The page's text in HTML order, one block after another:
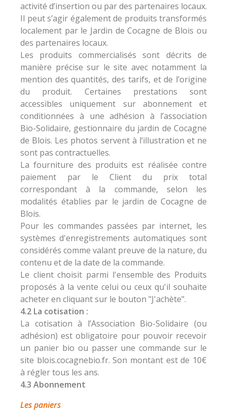
activité d’insertion ou par des partenaires locaux.
Il peut s’agir également de produits transformés
localement par le Jardin de Cocagne de Blois ou
des partenaires locaux.
Les produits commercialisés sont décrits de
manière précise sur le site avec notamment la
mention des quantités, des tarifs, et de l’origine
du produit. Certaines prestations sont
accessibles uniquement sur abonnement et
conditionnées à une adhésion à l’association
Bio-Solidaire, gestionnaire du jardin de Cocagne
de Blois. Les photos servent à l’illustration et ne
sont pas contractuelles.
La fourniture des produits est réalisée contre
paiement par le Client du prix total
correspondant à la commande, selon les
modalités établies par le jardin de Cocagne de
Blois.
Pour les commandes passées par internet, les
systèmes d'enregistrements automatiques sont
considérés comme valant preuve de la nature, du
contenu et de la date de la commande.
Le client choisit parmi l'ensemble des Produits
proposés à la vente celui ou ceux qu'il souhaite
acheter en cliquant sur le bouton "J'achète".
4.2 La cotisation :
La cotisation à l’Association Bio-Solidaire (ou
adhésion) est obligatoire pour pouvoir recevoir
un panier bio ou passer une commande sur le
site blois.cocagnebio.fr. Son montant est de 10€
à régler tous les ans.
4.3 Abonnement
Les paniers